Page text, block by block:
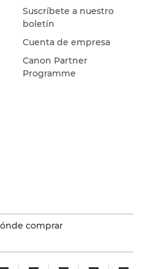
Suscríbete a nuestro
boletín
Cuenta de empresa
Canon Partner
Programme
comprar